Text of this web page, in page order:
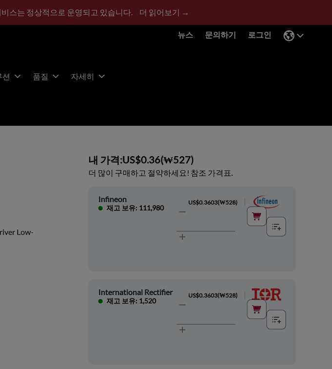
스는 정상적으로 운영되고 있습니다. 더 읽어보기 →
뉴스 문의하기 로그인
션 품질 자세히
Low-
내 가격:US$0.36(₩527)
더 많이 구매하고 절약하세요! 참조 가격표.
Infineon
재고 보유: 111,980
US$0.3603(₩528)
International Rectifier
재고 보유: 1,520
US$0.3603(₩528)